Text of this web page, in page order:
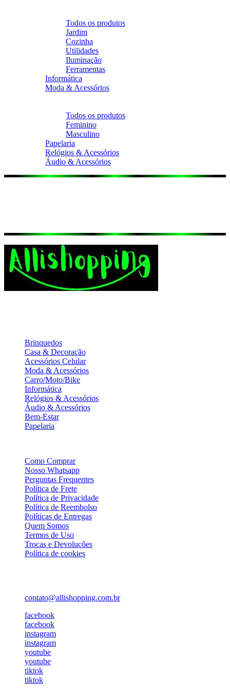
Todos os produtos
Jardim
Cozinha
Utilidades
Iluminação
Ferramentas
Informática
Moda & Acessórios
Todos os produtos
Feminino
Masculino
Papelaria
Relógios & Acessórios
Áudio & Acessórios
Brinquedos
Casa & Decoração
Acessórios Celular
Moda & Acessórios
Carro/Moto/Bike
Informática
Relógios & Acessórios
Áudio & Acessórios
Bem-Estar
Papelaria
Como Comprar
Nosso Whatsapp
Perguntas Frequentes
Política de Frete
Política de Privacidade
Política de Reembolso
Políticas de Entregas
Quem Somos
Termos de Uso
Trocas e Devoluções
Política de cookies
contato@allishopping.com.br
facebook
facebook
instagram
instagram
youtube
youtube
tiktok
tiktok